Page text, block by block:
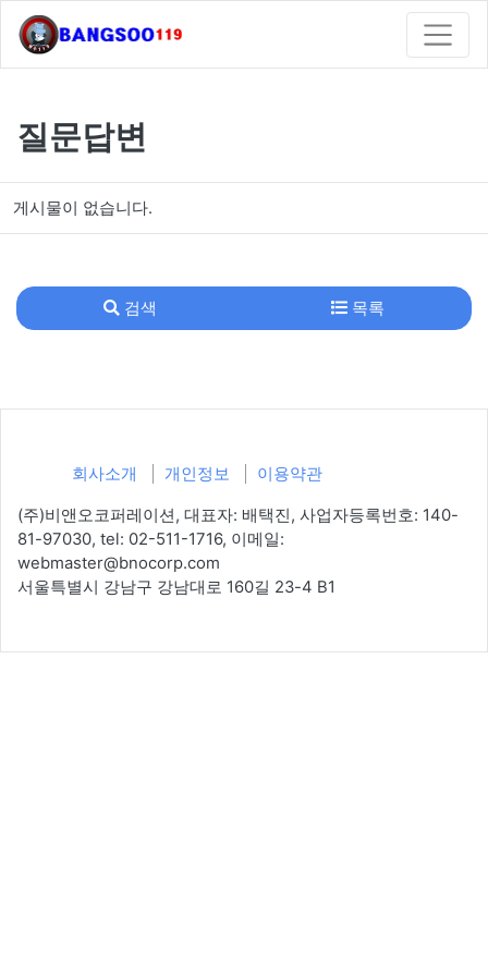
질문답변
게시물이 없습니다.
검색 목록
회사소개 개인정보 이용약관
(주)비앤오코퍼레이션, 대표자: 배택진, 사업자등록번호: 140-
81-97030, tel: 02-511-1716, 이메일:
webmaster@bnocorp.com
서울특별시 강남구 강남대로 160길 23-4 B1